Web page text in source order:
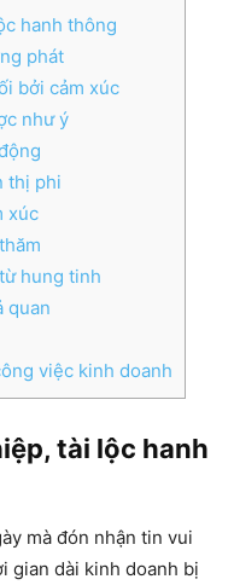
hanh thông
phát
bởi cảm xúc
như ý
thị phi
xúc
hung tinh
quan
việc kinh doanh
tài lộc hanh
mà đón nhận tin vui
gian dài kinh doanh bị